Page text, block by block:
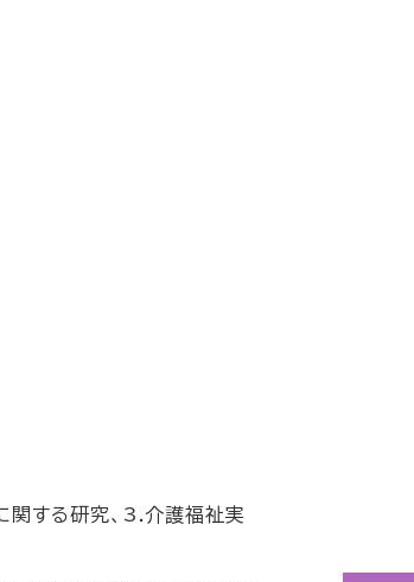
する研究、3.介護福祉実